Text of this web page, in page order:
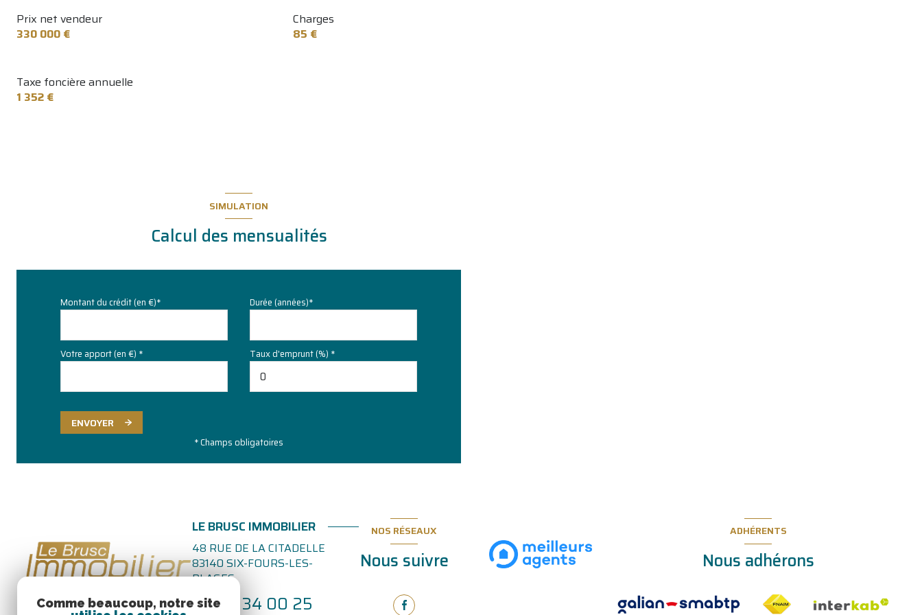
Prix net vendeur
330 000 €
Charges
85 €
Taxe foncière annuelle
1 352 €
SIMULATION
Calcul des mensualités
Montant du crédit (en €)* Durée (années)*
Votre apport (en €) * Taux d'emprunt (%) *
ENVOYER
* Champs obligatoires
LE BRUSC IMMOBILIER
48 RUE DE LA CITADELLE
83140 SIX-FOURS-LES-
PLAGES
04 94 34 00 25
NOS RÉSEAUX
Nous suivre
ADHÉRENTS
Nous adhérons
Comme beaucoup, notre site